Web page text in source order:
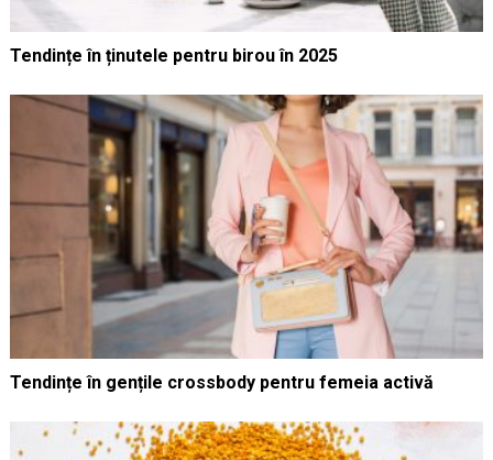
Tendințe în ținutele pentru birou în 2025
Tendințe în gențile crossbody pentru femeia activă